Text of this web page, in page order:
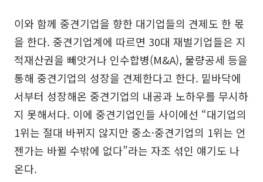
이와 함께 중견기업을 향한 대기업들의 견제도 한 몫
을 한다. 중견기업계에 따르면 30대 재벌기업들은 지
적재산권을 빼앗거나 인수합병(M&A), 물량공세 등을
통해 중견기업의 성장을 견제한다고 한다. 밑바닥에
서부터 성장해온 중견기업의 내공과 노하우를 무시하
지 못해서다. 이에 중견기업인들 사이에선 “대기업의
1위는 절대 바뀌지 않지만 중소·중견기업의 1위는 언
젠가는 바뀔 수밖에 없다”라는 자조 섞인 얘기도 나
온다.